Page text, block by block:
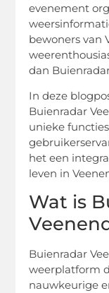
evenement
bewoners van
dan
In deze
Buienradar
unieke
het een
leven in
Wat is
Buienradar
weerplatform
nauwkeurige